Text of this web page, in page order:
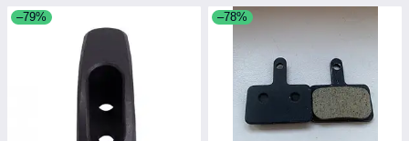
–79% –78%